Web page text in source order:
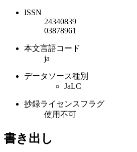
ISSN
24340839
03878961
本文言語コード
ja
データソース種別
JaLC
抄録ライセンスフラグ
使用不可
書き出し